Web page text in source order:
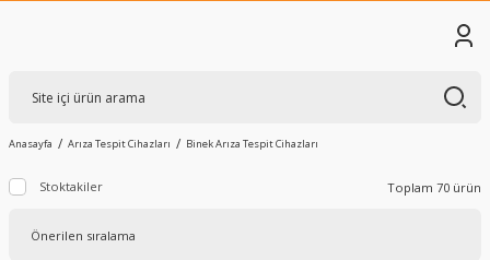
Anasayfa Arıza Tespit Cihazları Binek Arıza Tespit Cihazları
Stoktakiler Toplam 70 ürün